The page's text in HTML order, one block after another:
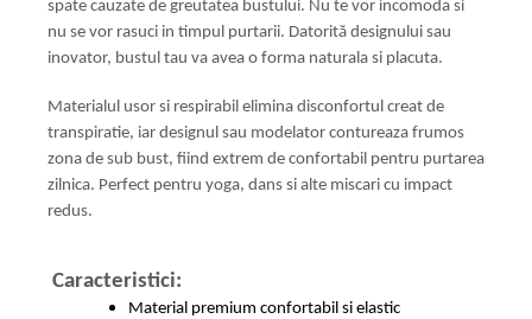
spate cauzate de greutatea bustului. Nu te vor incomoda si
nu se vor rasuci in timpul purtarii. Datorită designului sau
inovator, bustul tau va avea o forma naturala si placuta.
Materialul usor si respirabil elimina disconfortul creat de
transpiratie, iar designul sau modelator contureaza frumos
zona de sub bust, fiind extrem de confortabil pentru purtarea
zilnica. Perfect pentru yoga, dans si alte miscari cu impact
redus.
Caracteristici:
Material premium confortabil si elastic